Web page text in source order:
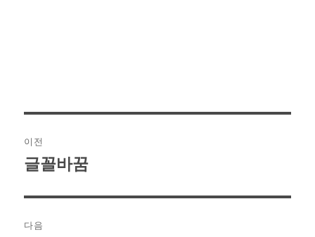
탐
이전
이
글:
글꼴바꿈
다음